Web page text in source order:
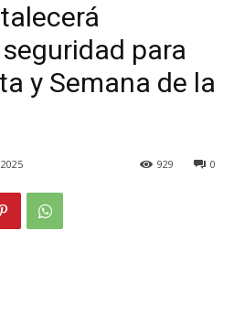
para
y Semana de la
0
929